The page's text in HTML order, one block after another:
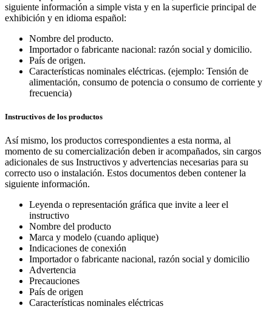
siguiente información a simple vista y en la superficie principal de
exhibición y en idioma español:
Nombre del producto.
Importador o fabricante nacional: razón social y domicilio.
País de origen.
Características nominales eléctricas. (ejemplo: Tensión de
alimentación, consumo de potencia o consumo de corriente y
frecuencia)
Instructivos de los productos
Así mismo, los productos correspondientes a esta norma, al
momento de su comercialización deben ir acompañados, sin cargos
adicionales de sus Instructivos y advertencias necesarias para su
correcto uso o instalación. Estos documentos deben contener la
siguiente información.
Leyenda o representación gráfica que invite a leer el
instructivo
Nombre del producto
Marca y modelo (cuando aplique)
Indicaciones de conexión
Importador o fabricante nacional, razón social y domicilio
Advertencia
Precauciones
País de origen
Características nominales eléctricas